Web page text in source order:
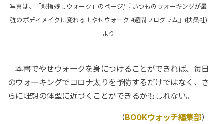
写真は、「親指残しウォーク」のページ/『いつものウォーキングが最
強のボディメイクに変わる！やせウォーク 4週間プログラム』(扶桑社)
より
本書でやせウォークを身につけることができれば、毎日
のウォーキングでコロナ太りを予防するだけではなく、さ
らに理想の体型に近づくことができるかもしれない。
（BOOKウォッチ編集部）